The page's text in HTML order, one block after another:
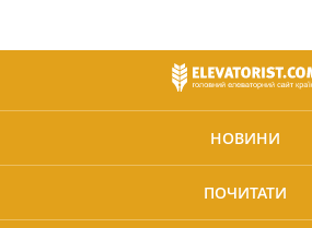
НОВИНИ
ПОЧИТАТИ